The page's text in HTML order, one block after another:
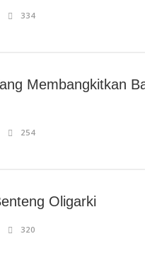
334
Membangkitkan
254
Oligarki
320